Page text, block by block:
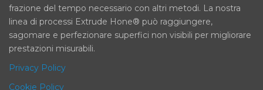
frazione del tempo necessario con altri metodi. La nostra
linea di processi Extrude Hone® può raggiungere,
sagomare e perfezionare superfici non visibili per migliorare
prestazioni misurabili.
Privacy Policy
Cookie Policy